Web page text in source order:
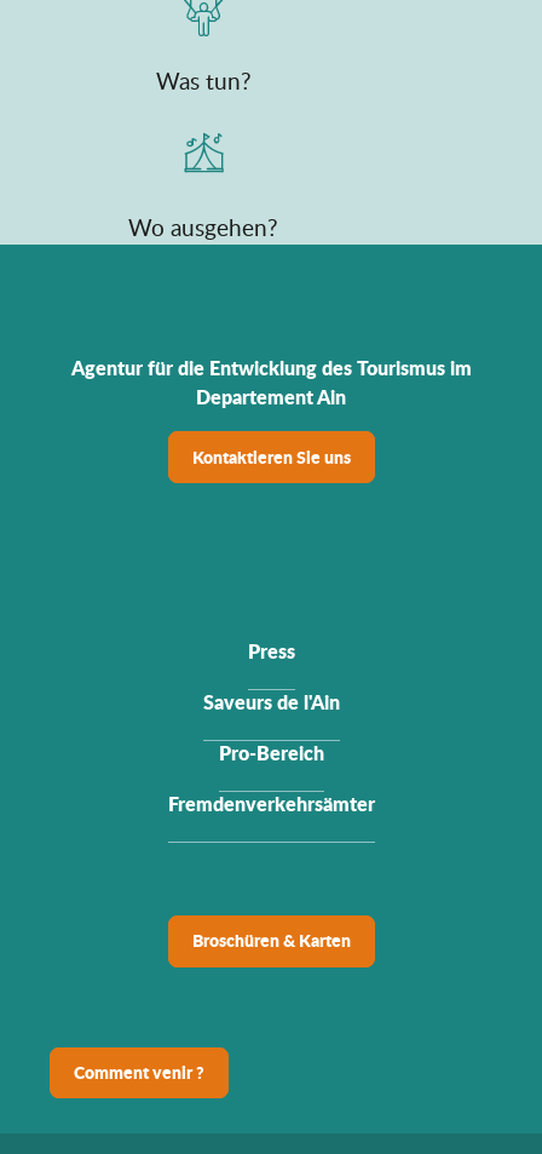
Was tun?
Wo ausgehen?
Agentur für die Entwicklung des Tourismus im
Departement Ain
Kontaktieren Sie uns
Press
Saveurs de l'Ain
Pro-Bereich
Fremdenverkehrsämter
Broschüren & Karten
Comment venir ?